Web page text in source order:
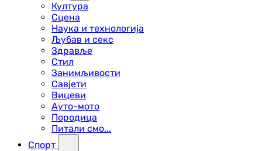
Култура
Сцена
Наука и технологија
Љубав и секс
Здравље
Стил
Занимљивости
Савјети
Вицеви
Ауто-мото
Породица
Питали смо...
Спорт